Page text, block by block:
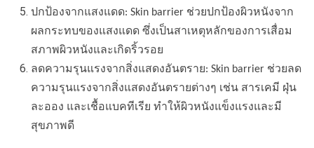
ปกป้องจากแสงแดด: Skin barrier ช่วยปกป้องผิวหนังจาก
ผลกระทบของแสงแดด ซึ่งเป็นสาเหตุหลักของการเสื่อม
สภาพผิวหนังและเกิดริ้วรอย
ลดความรุนแรงจากสิ่งแสดงอันตราย: Skin barrier ช่วยลด
ความรุนแรงจากสิ่งแสดงอันตรายต่างๆ เช่น สารเคมี ฝุ่น
ละออง และเชื้อแบคทีเรีย ทำให้ผิวหนังแข็งแรงและมี
สุขภาพดี